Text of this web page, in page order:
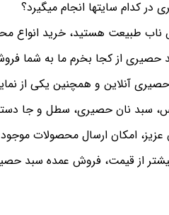
کدام سایتها انجام میگیرد؟
ناب طبیعت هستید، خرید انواع
از کجا بخرم ما به شما
حصیری آنلاین و همچنین یکی از
سبد نان حصیری، سطل و جا
امکان ارسال محصولات موجود
از قیمت، فروش عمده سبد